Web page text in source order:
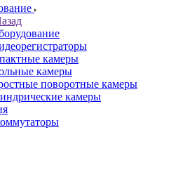
камеры
камеры
поворотные камеры
камеры